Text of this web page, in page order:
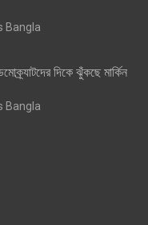
Bangla
দিকে ঝুঁকছে মার্কিন
Bangla